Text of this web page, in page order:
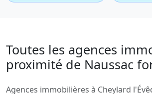
Toutes les agences
proximité de Naussac
Agences immobilières à Cheylard